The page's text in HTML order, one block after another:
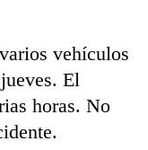
vehículos
El
horas. No